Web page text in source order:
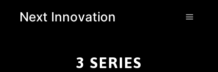
Next Innovation
3 SERIES